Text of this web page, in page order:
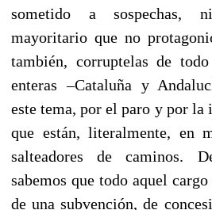
sometido a sospechas,
mayoritario que no
también, corruptelas de
enteras –Cataluña y
este tema, por el paro y por
que están, literalmente, en
salteadores de caminos.
sabemos que todo aquel
de una subvención, de